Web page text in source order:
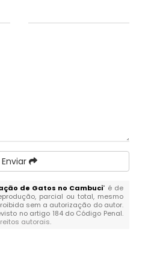
Enviar
de Gatos no Cambuci" é de
parcial ou total, mesmo
sem a autorização do autor.
no artigo 184 do Código Penal.
autorais.